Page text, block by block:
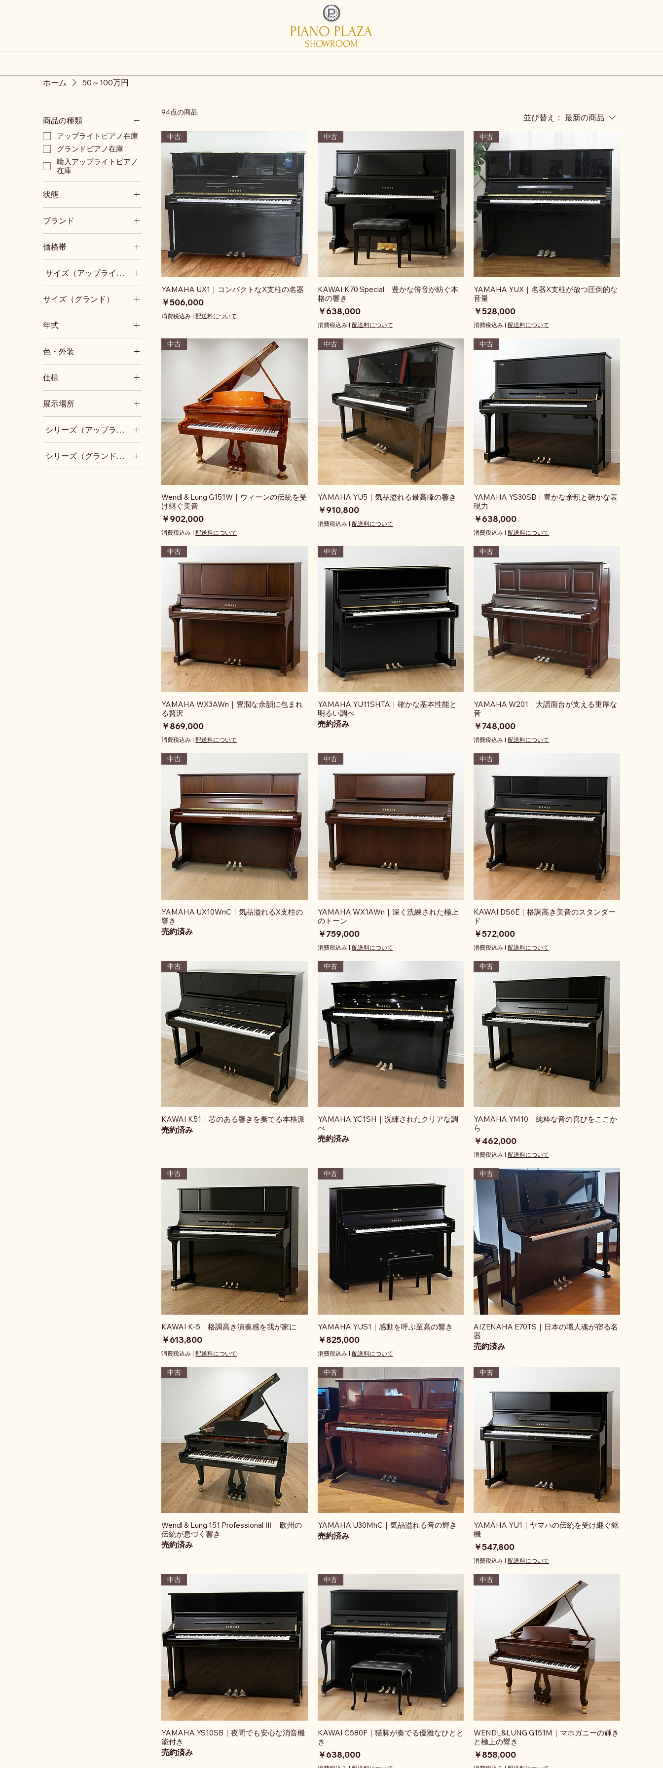
PIANO PLAZA
SHOWROOM
ホーム 50～100万円
商品の種類
アップライトピアノ在庫
グランドピアノ在庫
輸入アップライトピアノ
在庫
状態
中古
新品
ブランド
YAMAHA
KAWAI
PETROF
Wendl & Lung
その他ブランド
価格帯
50～100万円
サイズ（アップライト）
小型(～高さ110cm台)
1型相当(高さ120cm台)
3型相当(高さ130cm台)
サイズ（グランド）
小型(～奥行150cm台)
年式
1980年代
1990年代
2000年代
2010年代
2020年代～
色・外装
黒
ウォルナット
マホガニー
その他色
木目調
艶消し
猫脚
仕様
消音付き
トランスアコースティッ
ク付き
大型譜面台
X支柱
アグラフ搭載(アップライ
ト)
展示場所
ショールーム展示中
梅郷倉庫展示中
シリーズ（アップライトピアノ）
アップライト：YUSシリ
ーズ(ヤマハ)
アップライト：YUシリー
シリーズ（グランドピアノ）
グランド：Cシリーズ(ヤ
94点の商品
並び替え： 最新の商品
中古
YAMAHA UX1｜コンパクトなX支柱の名器
価格
￥506,000
消費税込み |配送料について
中古
KAWAI K70 Special｜豊かな倍音が紡ぐ本
格の響き
価格
￥638,000
消費税込み| 配送料について
中古
YAMAHA YUX｜名器X支柱が放つ圧倒的な
音量
価格
￥528,000
消費税込み |配送料について
中古
Wendl & Lung G151W｜ウィーンの伝統を受
け継ぐ美音
価格
￥902,000
消費税込み |配送料について
中古
YAMAHA YU5｜気品溢れる最高峰の響き
価格
￥910,800
消費税込み| 配送料について
中古
YAMAHA YS30SB｜豊かな余韻と確かな表
現力
価格
￥638,000
消費税込み |配送料について
中古
YAMAHA WX3AWn｜豊潤な余韻に包まれ
る贅沢
価格
￥869,000
消費税込み |配送料について
中古
YAMAHA YU11SHTA｜確かな基本性能と
明るい調べ
売約済み
中古
YAMAHA W201｜大譜面台が支える重厚な
音
価格
￥748,000
消費税込み |配送料について
中古
YAMAHA UX10WnC｜気品溢れるX支柱の
響き
売約済み
中古
YAMAHA WX1AWn｜深く洗練された極上
のトーン
価格
￥759,000
消費税込み| 配送料について
中古
KAWAI DS6E｜格調高き美音のスタンダー
ド
価格
￥572,000
消費税込み |配送料について
中古
KAWAI K51｜芯のある響きを奏でる本格派
売約済み
中古
YAMAHA YC1SH｜洗練されたクリアな調
べ
売約済み
中古
YAMAHA YM10｜純粋な音の喜びをここか
ら
価格
￥462,000
消費税込み |配送料について
中古
KAWAI K-5｜格調高き演奏感を我が家に
価格
￥613,800
消費税込み |配送料について
中古
YAMAHA YUS1｜感動を呼ぶ至高の響き
価格
￥825,000
消費税込み| 配送料について
中古
AIZENAHA E70TS｜日本の職人魂が宿る名
器
売約済み
中古
Wendl & Lung 151 Professional Ⅲ｜欧州の
伝統が息づく響き
売約済み
中古
YAMAHA U30MhC｜気品溢れる音の輝き
売約済み
中古
YAMAHA YU1｜ヤマハの伝統を受け継ぐ銘
機
価格
￥547,800
消費税込み |配送料について
中古
YAMAHA YS10SB｜夜間でも安心な消音機
能付き
売約済み
中古
KAWAI C580F｜猫脚が奏でる優雅なひとと
き
価格
￥638,000
中古
WENDL&LUNG G151M｜マホガニーの輝き
と極上の響き
価格
￥858,000